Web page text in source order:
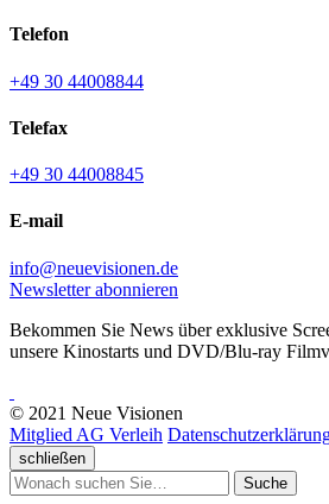
Telefon
+49 30 44008844
Telefax
+49 30 44008845
E-mail
info@neuevisionen.de
Newsletter abonnieren
Bekommen Sie News über exklusive
unsere Kinostarts und DVD/Blu-ray
© 2021 Neue Visionen
Mitglied AG Verleih
schließen
Suche